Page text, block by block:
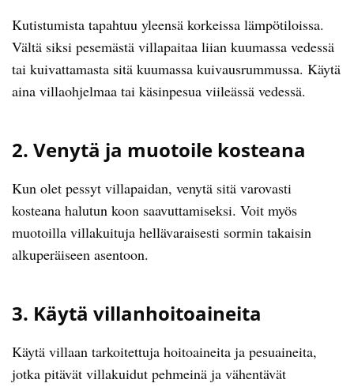
Kutistumista tapahtuu yleensä korkeissa lämpötiloissa.
Vältä siksi pesemästä villapaitaa liian kuumassa vedessä
tai kuivattamasta sitä kuumassa kuivausrummussa. Käytä
aina villaohjelmaa tai käsinpesua viileässä vedessä.
2. Venytä ja muotoile kosteana
Kun olet pessyt villapaidan, venytä sitä varovasti
kosteana halutun koon saavuttamiseksi. Voit myös
muotoilla villakuituja hellävaraisesti sormin takaisin
alkuperäiseen asentoon.
3. Käytä villanhoitoaineita
Käytä villaan tarkoitettuja hoitoaineita ja pesuaineita,
jotka pitävät villakuidut pehmeinä ja vähentävät